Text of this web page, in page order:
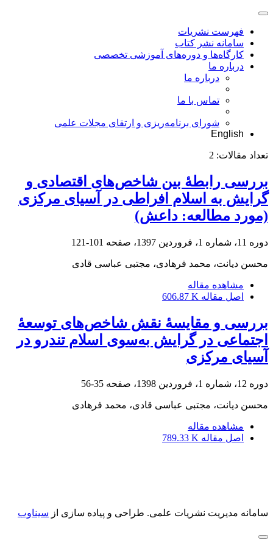
فهرست نشریات
سامانه نشر کتاب
کارگاه‌ها و دوره‌های آموزشی تخصصی
درباره ما
درباره ما
تماس با ما
شورای برنامه‌ریزی و ارتقای مجلات علمی
English
تعداد مقالات: 2
بررسی رابطۀ بین شاخص‌های اقتصادی و
گرایش به‌ اسلام افراطی در آسیای مرکزی
(مورد مطالعه: داعش)
دوره 11، شماره 1، فروردین 1397، صفحه 101-121
محسن دیانت، محمد فرهادی، مجتبی عباسی قادی
مشاهده مقاله
اصل مقاله 606.87 K
بررسی و مقایسۀ نقش شاخص‌های توسعۀ
اجتماعی در گرایش به‌‌‌سوی اسلام تندرو در
آسیای مرکزی
دوره 12، شماره 1، فروردین 1398، صفحه 35-56
محسن دیانت، مجتبی عباسی قادی، محمد فرهادی
مشاهده مقاله
اصل مقاله 789.33 K
سامانه مدیریت نشریات علمی. طراحی و پیاده سازی از سیناوب